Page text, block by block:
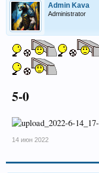
Admin Kava
Administrator
5-0
14 июн 2022